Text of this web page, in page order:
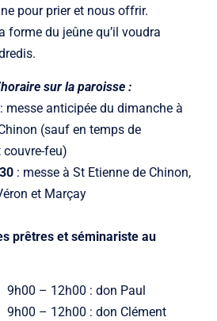
pour prier et nous offrir.
forme du jeûne qu’il voudra
sur la paroisse :
: messe anticipée du dimanche à
(sauf en temps de
feu)
: messe à St Etienne de Chinon,
et Marçay
prêtres et séminariste au
– 12h00 : don Paul
– 12h00 : don Clément